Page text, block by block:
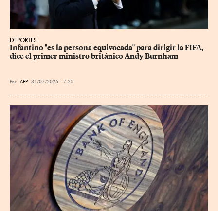
DEPORTES
Infantino "es la persona equivocada" para dirigir la FIFA,
dice el primer ministro británico Andy Burnham
Por AFP 31/07/2026 - 7:25